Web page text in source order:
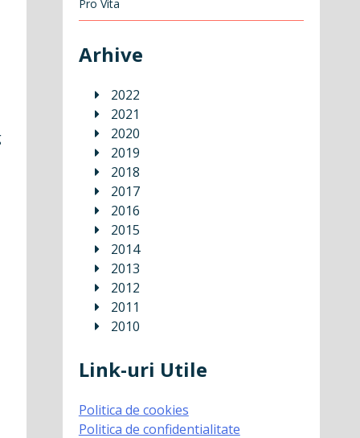
Pro Vita
Arhive
2022
2021
2020
2019
2018
2017
2016
2015
2014
2013
2012
2011
2010
Link-uri Utile
Politica de cookies
Politica de confidentialitate